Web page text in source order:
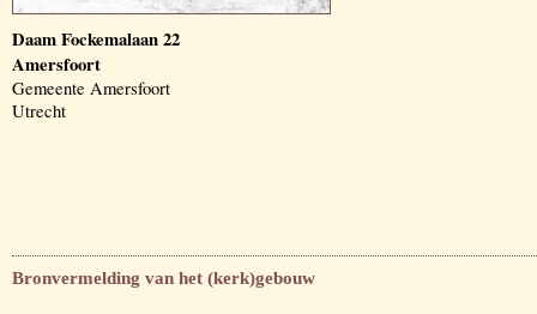
Daam Fockemalaan 22
Amersfoort
Gemeente Amersfoort
Utrecht
Bronvermelding van het (kerk)gebouw